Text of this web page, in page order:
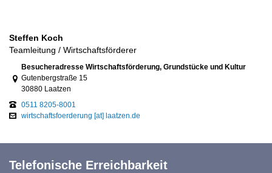
Steffen Koch
Teamleitung / Wirtschaftsförderer
Link zur Google-Maps Navigation
Besucheradresse Wirtschaftsförderung, Grundstücke und Kultur
Gutenbergstraße 15
30880 Laatzen
0511 8205-8001
wirtschaftsfoerderung [at] laatzen.de
Telefonische Erreichbarkeit